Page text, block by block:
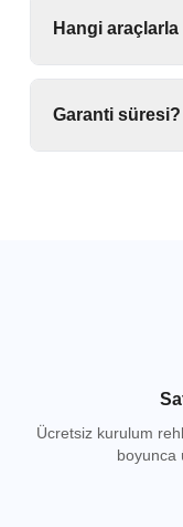
Hangi
Garanti süresi?
Ücretsiz kurulum
boyunca